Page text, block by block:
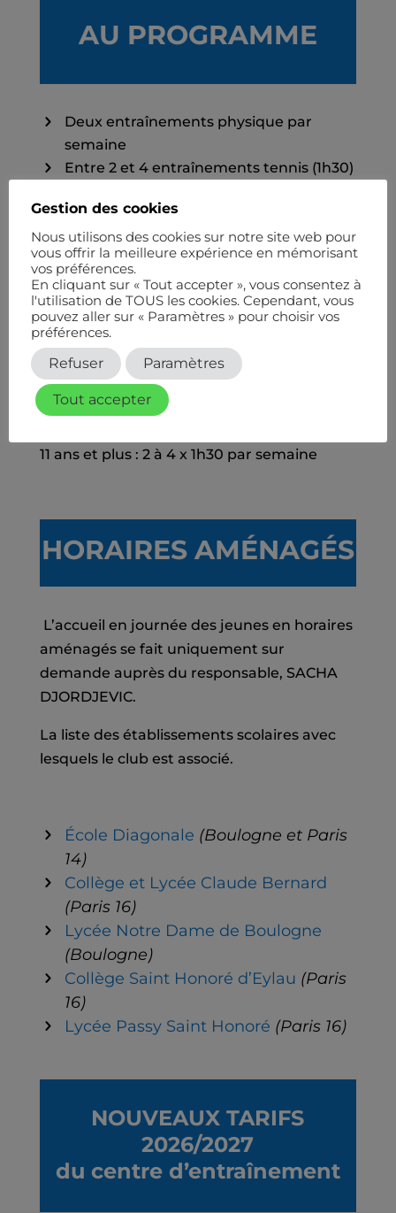
AU PROGRAMME
Deux entraînements physique par
semaine
Entre 2 et 4 entraînements tennis (1h30)
Des stages à Clichy et en Normandie
(notamment l’été avec la tournée)
Des tournois lors de chaque vacance
scolaire
Niveau ROUGE (Dès 6 ans) : Détection au
sein du club – 3 x 1h par semaine
Niveau ORANGE : 3 x 1h par semaine
11 ans et plus : 2 à 4 x 1h30 par semaine
HORAIRES AMÉNAGÉS
L’accueil en journée des jeunes en horaires
aménagés se fait uniquement sur
demande auprès du responsable, SACHA
DJORDJEVIC.
La liste des établissements scolaires avec
lesquels le club est associé.
École Diagonale (Boulogne et Paris
14)
Collège et Lycée Claude Bernard
(Paris 16)
Lycée Notre Dame de Boulogne
(Boulogne)
Collège Saint Honoré d’Eylau (Paris
16)
Lycée Passy Saint Honoré (Paris 16)
NOUVEAUX TARIFS
2026/2027
du centre d’entraînement
Gestion des cookies
Nous utilisons des cookies sur notre site web pour
vous offrir la meilleure expérience en mémorisant
vos préférences.
En cliquant sur « Tout accepter », vous consentez à
l'utilisation de TOUS les cookies. Cependant, vous
pouvez aller sur « Paramètres » pour choisir vos
préférences.
Refuser Paramètres
Tout accepter